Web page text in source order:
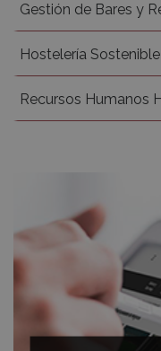
Gestión de Bares y
Hostelería Sostenible
Recursos Humanos